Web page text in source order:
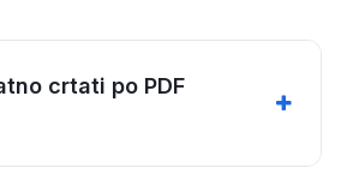
crtati po PDF